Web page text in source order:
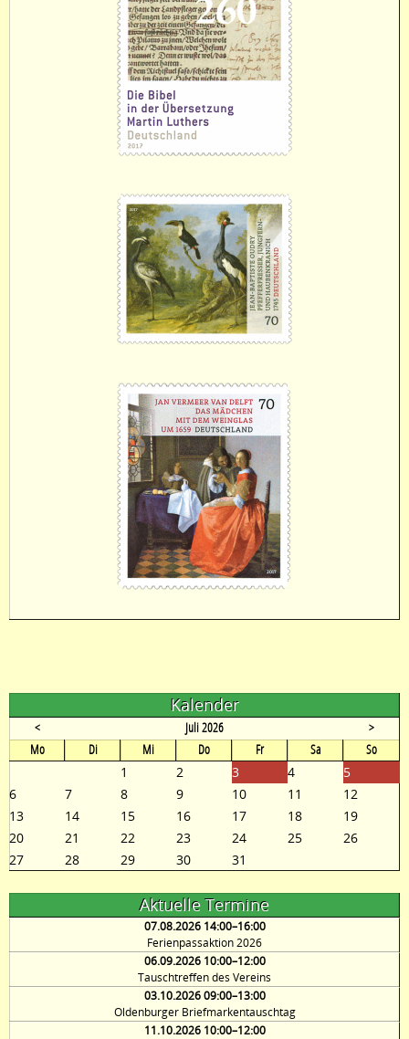
Kalender
< Juli 2026
>
Montag Dienstag Mittwoch Donnerstag Freitag Samstag Sonntag
1 2 3 4
5
6
7 8 9 10 11
12
13
14 15 16 17 18
19
20
21 22 23 24 25
26
27
28 29 30 31
Aktuelle Termine
07.08.2026 14:00–16:00
Ferienpassaktion 2026
06.09.2026 10:00–12:00
Tauschtreffen des Vereins
03.10.2026 09:00–13:00
Oldenburger Briefmarkentauschtag
11.10.2026 10:00–12:00